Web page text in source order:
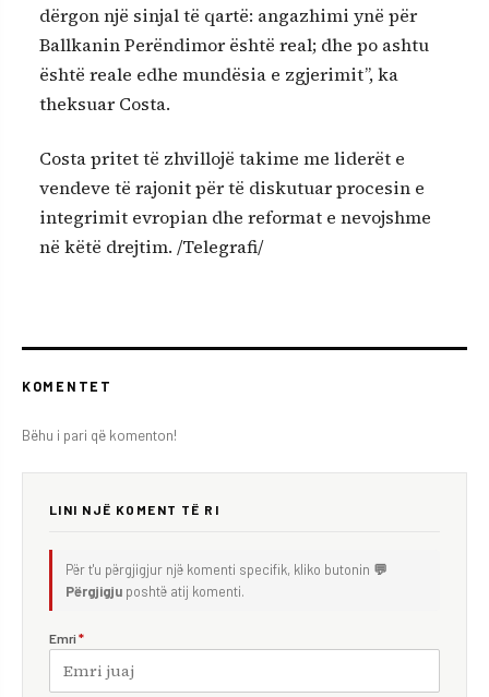
dërgon një sinjal të qartë: angazhimi ynë për
Ballkanin Perëndimor është real; dhe po ashtu
është reale edhe mundësia e zgjerimit”, ka
theksuar Costa.
Costa pritet të zhvillojë takime me liderët e
vendeve të rajonit për të diskutuar procesin e
integrimit evropian dhe reformat e nevojshme
në këtë drejtim. /Telegrafi/
KOMENTET
Bëhu i pari që komenton!
LINI NJË KOMENT TË RI
Për t'u përgjigjur një komenti specifik, kliko butonin 💬
Përgjigju poshtë atij komenti.
Emri *